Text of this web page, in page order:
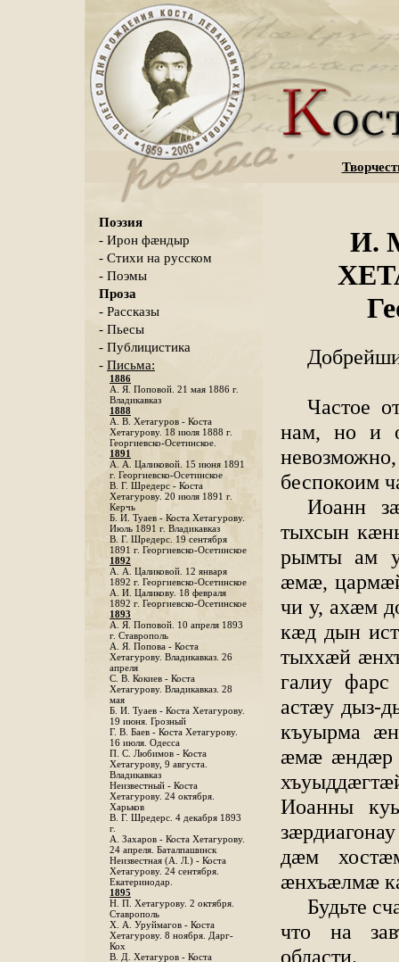
Поэзия
- Ирон фæндыр
- Стихи на русском
- Поэмы
Проза
- Рассказы
- Пьесы
- Публицистика
- Письма:
1886
А. Я. Поповой. 21 мая 1886 г.
Владикавказ
1888
A. В. Хетагуров - Коста
Хетагурову. 18 июля 1888 г.
Георгиевско-Осетинское.
1891
А. А. Цаликовой. 15 июня 1891
г. Георгиевско-Осетинское
B. Г. Шредерс - Коста
Хетагурову. 20 июля 1891 г.
Керчь
Б. И. Туаев - Коста Хетагурову.
Июль 1891 г. Владикавказ
В. Г. Шредерс. 19 сентября
1891 г. Георгиевско-Осетинское
1892
А. А. Цаликовой. 12 января
1892 г. Георгиевско-Осетинское
А. И. Цаликову. 18 февраля
1892 г. Георгиевско-Осетинское
1893
А. Я. Поповой. 10 апреля 1893
г. Ставрополь
A. Я. Попова - Коста
Хетагурову. Владикавказ. 26
апреля
С. В. Кокиев - Коста
Хетагурову. Владикавказ. 28
мая
Б. И. Туаев - Коста Хетагурову.
19 июня. Грозный
Г. В. Баев - Коста Хетагурову.
16 июля. Одесса
П. С. Любимов - Коста
Хетагурову, 9 августа.
Владикавказ
Неизвестный - Коста
Хетагурову. 24 октября.
Харьков
B. Г. Шредерс. 4 декабря 1893
г.
А. Захаров - Коста Хетагурову.
24 апреля. Баталпашинск
Неизвестная (А. Л.) - Коста
Хетагурову. 24 сентября.
Екатеринодар.
1895
Н. П. Хетагурову. 2 октября.
Ставрополь
X. А. Уруймагов - Коста
Хетагурову. 8 ноября. Дарг-
Кох
В. Д. Хетагуров - Коста
И.
Частое
нам, но и
беспокоим
Иоанн
тыхсын
рымты ам
ӕмӕ,
чи у, ахӕм
кӕд дын
тыххӕй
галиу
астӕу дыз-
къуырма
ӕмӕ ӕндӕр
Иоанны
дӕм
ӕнхъӕлмӕ
Будьте
что на
области.